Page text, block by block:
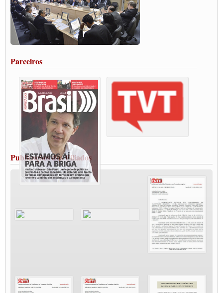
Paulinho, presidente da CNTTL, faz balanço do 3º Congresso da CNTTL
Caminhoneiros aprovam greve a partir do 1º de novembro
Rodoviários de Feira Santana fazem Assembleia para avaliar proposta de reajuste
salarial
Vacina Já: Lockdown de 24 horas dos trabalhadores em transportes está mantido,
Condutores de Guarulhos farão greve sanitária nesta terça-feira (20)
Paralisação dos Caminhoneiros na #BR285, entrocamento que liga o Mercosul ao
Rio Grande
Caminhoneiros bloqueiam duas faixas na Castello Branco e fazem protesto
Modal-Live #13 Aumento da Violência Contra Mulher e o Adoecimento da Classe
Trabalhadora em Tempos de Pandemia
MODAL-LIVE#12 POLÍTICAS PÚBLICAS DE TRANSPORTE PARA A
CLASSE TRABALHADORA E ELEIÇÕES NA PANDEMIA
MODAL-LIVE#11 POLÍTICAS PÚBLICAS DE TRANSPORTE
JUVENTUDE DO TRANSPORTE: POR QUE DEVEMOS NOS ORGANIZAR?
Fabio Primo testa positivo para Coronavírus, mas está bem de saúde
Modal-Live#9 Quais são os direitos dos trabalhador@s que contraem a Covid-19 na
Participe da Campanha Fora Bolsonaro
CNTTL e FECOOTAC apoiam Campanha de testes de COVID-19 para
MODAL-LIVE#8 - Lideranças sindicais da CNTTL, CGTB e dos caminhoneiros
O PAPEL DA ITF E FUTAC NAS LUTAS, EMPREGO, DIREITOS EM
ESCALA GLOBAL E DA DEFESA DA VIDA
Parceiros
Publicações dos Filiados